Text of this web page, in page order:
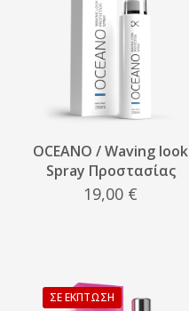
OCEANO / Waving look
Spray Προστασίας
19,00 €
ΣΕ ΈΚΠΤΩΣΗ